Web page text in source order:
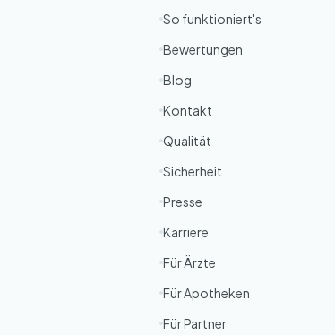
So funktioniert's
Bewertungen
Blog
Kontakt
Qualität
Sicherheit
Presse
Karriere
Für Ärzte
Für Apotheken
Für Partner